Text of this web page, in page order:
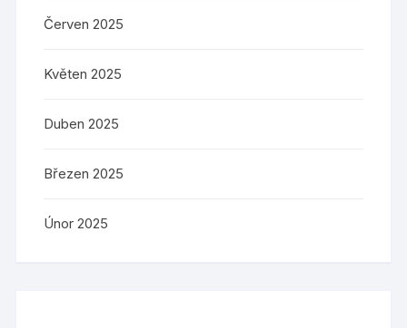
Červen 2025
Květen 2025
Duben 2025
Březen 2025
Únor 2025